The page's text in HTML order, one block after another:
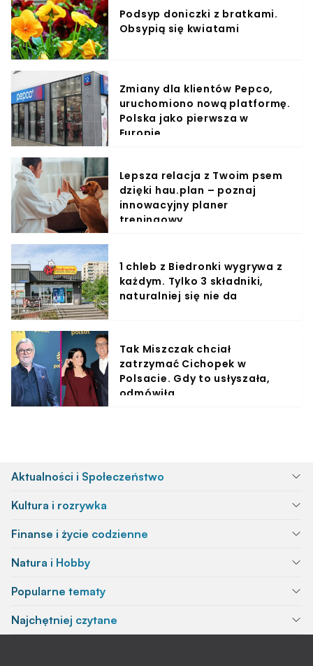
Podsyp doniczki z bratkami.
Obsypią się kwiatami
Zmiany dla klientów Pepco,
uruchomiono nową platformę.
Polska jako pierwsza w
Europie
Lepsza relacja z Twoim psem
dzięki hau.plan – poznaj
innowacyjny planer
treningowy
1 chleb z Biedronki wygrywa z
każdym. Tylko 3 składniki,
naturalniej się nie da
Tak Miszczak chciał
zatrzymać Cichopek w
Polsacie. Gdy to usłyszała,
odmówiła
Aktualności i Społeczeństwo
Kultura i rozrywka
Finanse i życie codzienne
Natura i Hobby
Popularne tematy
Najchętniej czytane